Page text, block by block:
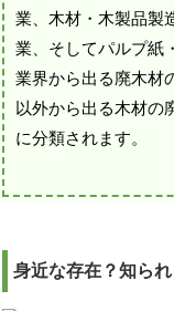
業、木材・木製品製
業、そしてパルプ紙
業界から出る廃木材
以外から出る木材の
に分類されます。
身近な存在？知ら